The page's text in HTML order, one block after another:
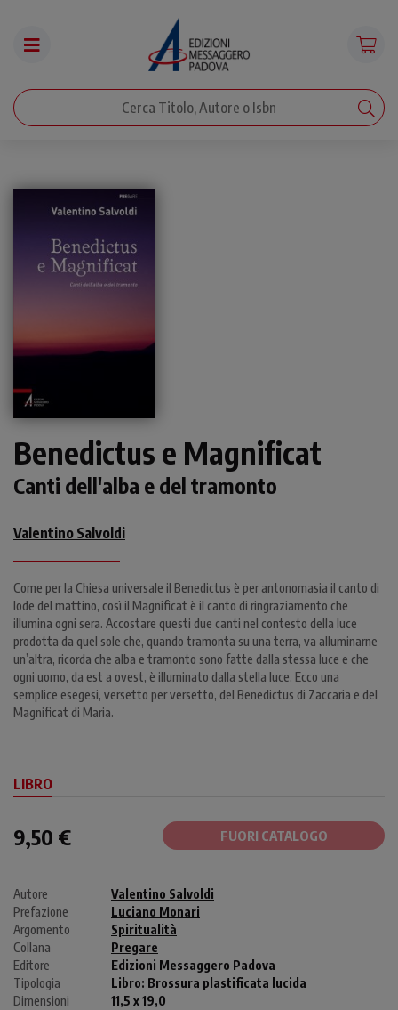
Benedictus e Magnificat
Canti dell'alba e del tramonto
Valentino Salvoldi
Come per la Chiesa universale il Benedictus è per antonomasia il canto di
lode del mattino, così il Magnificat è il canto di ringraziamento che
illumina ogni sera. Accostare questi due canti nel contesto della luce
prodotta da quel sole che, quando tramonta su una terra, va alluminarne
un’altra, ricorda che alba e tramonto sono fatte dalla stessa luce e che
ogni uomo, da est a ovest, è illuminato dalla stella luce. Ecco una
semplice esegesi, versetto per versetto, del Benedictus di Zaccaria e del
Magnificat di Maria.
LIBRO
9,50 € FUORI CATALOGO
Autore
Valentino Salvoldi
Prefazione
Luciano Monari
Argomento
Spiritualità
Collana
Pregare
Editore
Edizioni Messaggero Padova
Tipologia
Libro: Brossura plastificata lucida
Dimensioni
11,5 x 19,0